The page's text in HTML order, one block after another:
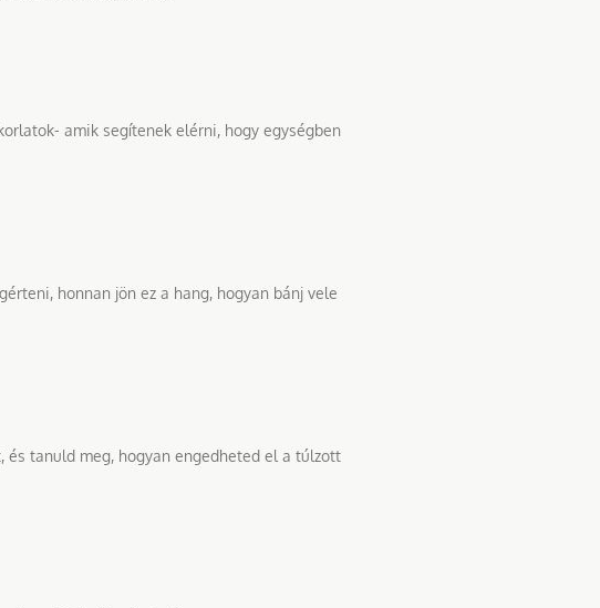
amik segítenek elérni, hogy egységben
honnan jön ez a hang, hogyan bánj vele
tanuld meg, hogyan engedheted el a túlzott